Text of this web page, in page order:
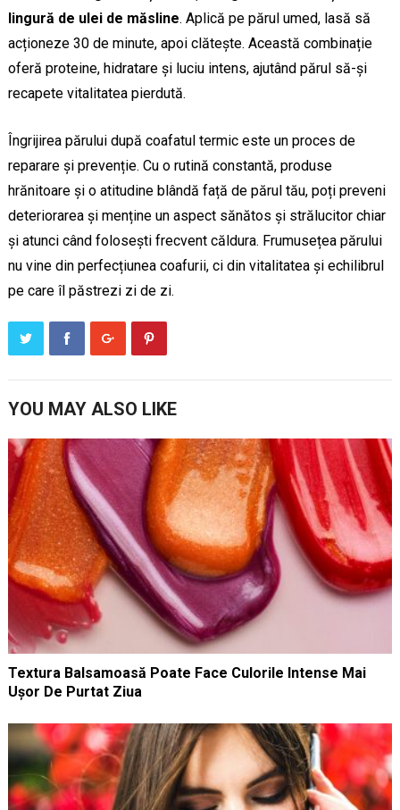
lingură de ulei de măsline. Aplică pe părul umed, lasă să
acționeze 30 de minute, apoi clătește. Această combinație
oferă proteine, hidratare și luciu intens, ajutând părul să-și
recapete vitalitatea pierdută.
Îngrijirea părului după coafatul termic este un proces de
reparare și prevenție. Cu o rutină constantă, produse
hrănitoare și o atitudine blândă față de părul tău, poți preveni
deteriorarea și menține un aspect sănătos și strălucitor chiar
și atunci când folosești frecvent căldura. Frumusețea părului
nu vine din perfecțiunea coafurii, ci din vitalitatea și echilibrul
pe care îl păstrezi zi de zi.
YOU MAY ALSO LIKE
Textura Balsamoasă Poate Face Culorile Intense Mai
Ușor De Purtat Ziua